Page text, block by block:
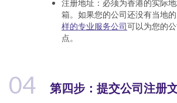
注册地址：必须为香港的实际
箱。如果您的公司还没有当地的
样的专业服务公司可以为您的
点。
04 第四步：提交公司注册